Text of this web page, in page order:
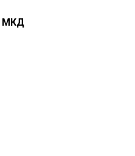
МКД